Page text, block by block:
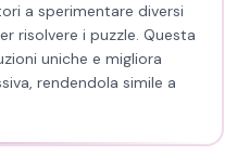
a sperimentare diversi
risolvere i puzzle. Questa
uniche e migliora
rendendola simile a